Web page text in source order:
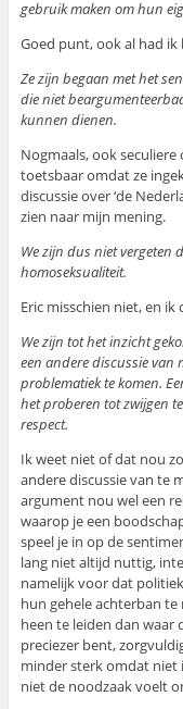
gebruik maken om hun
Goed punt, ook al had
Ze zijn begaan met het
die niet
kunnen dienen.
Nogmaals, ook
toetsbaar omdat ze
discussie over ‘de
zien naar mijn mening.
We zijn dus niet vergeten
homoseksualiteit.
Eric misschien niet, en
We zijn tot het inzicht
een andere discussie van
problematiek te komen.
het proberen tot zwijgen
respect.
Ik weet niet of dat nou
andere discussie van te
argument nou wel een
waarop je een
speel je in op de
lang niet altijd nuttig,
namelijk voor dat
hun gehele achterban te
heen te leiden dan waar
preciezer bent,
minder sterk omdat niet
niet de noodzaak voelt